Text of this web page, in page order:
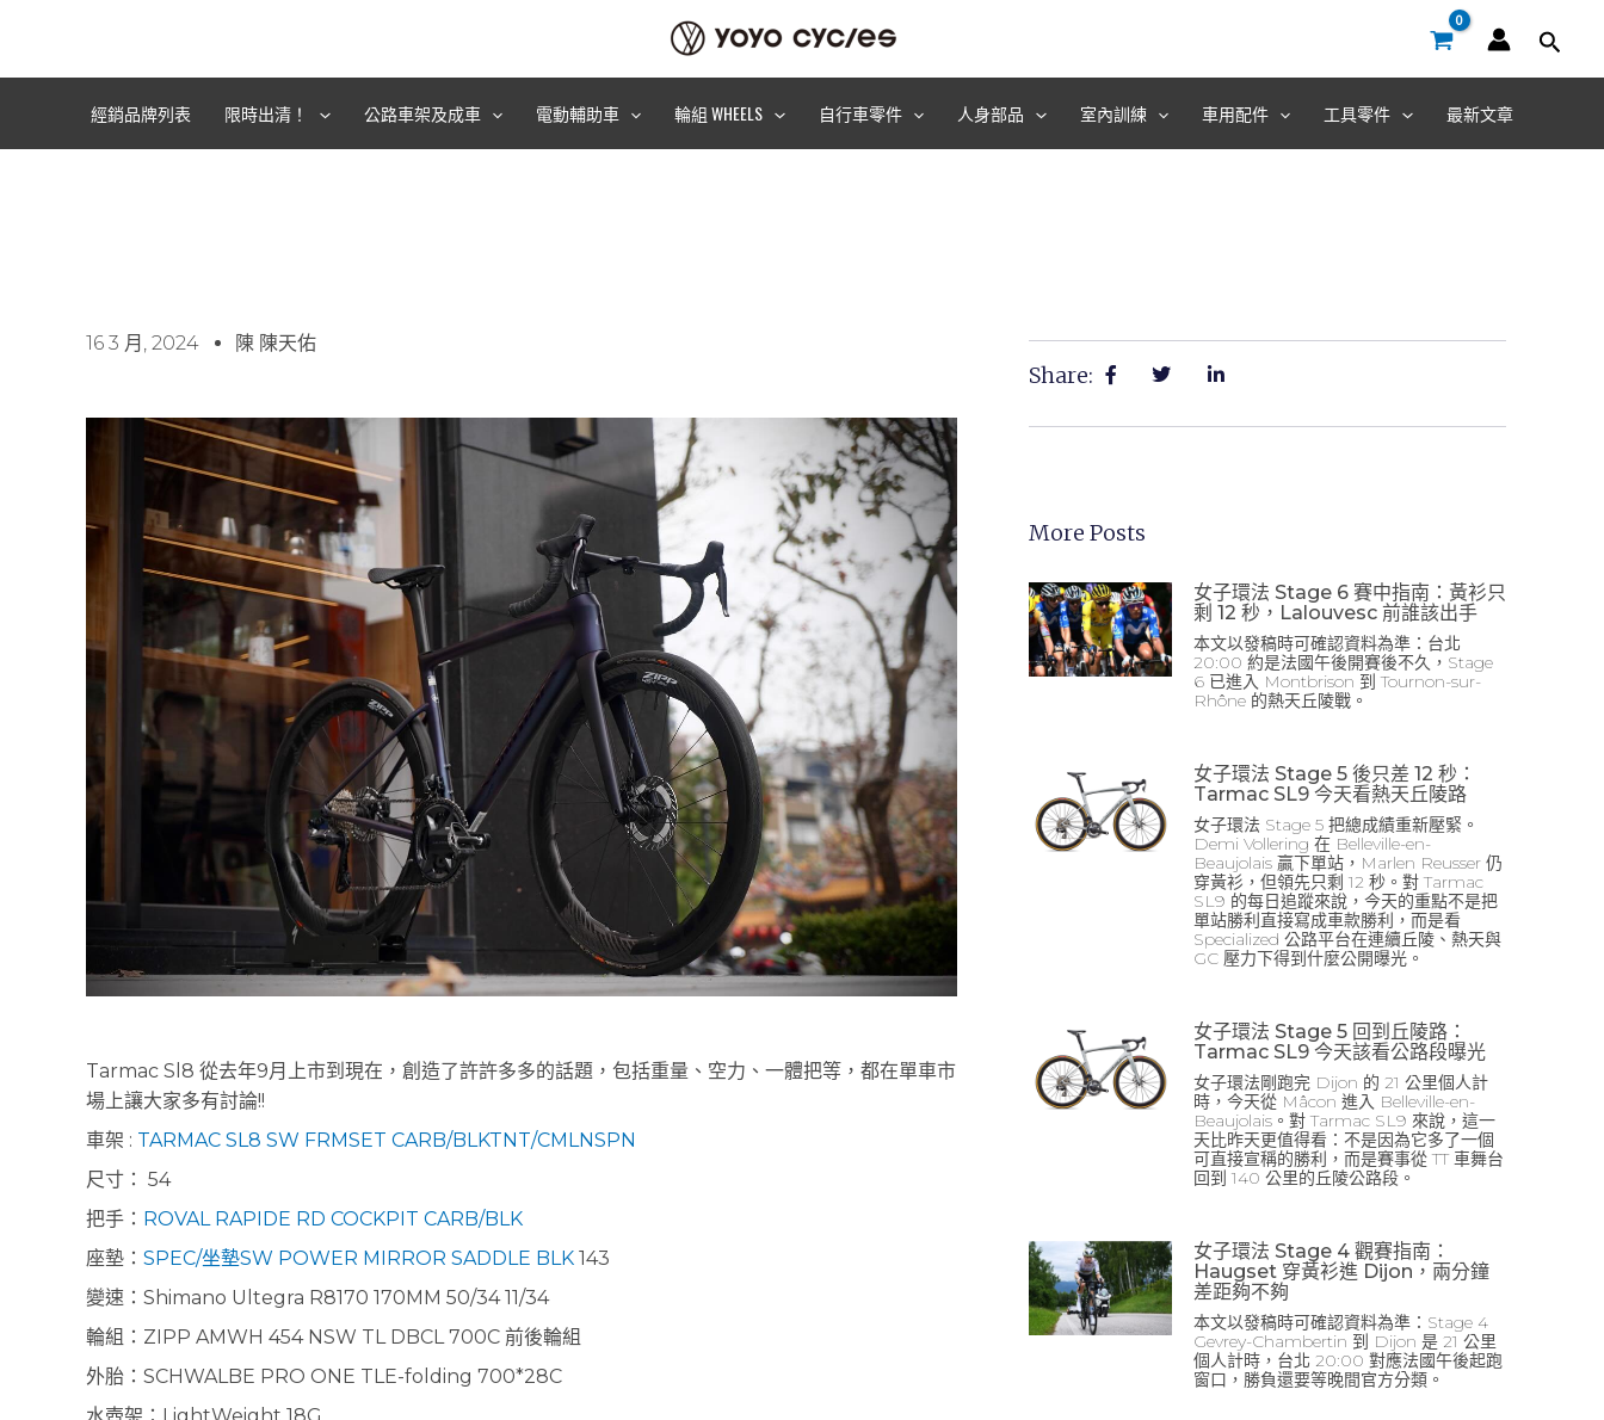
主
經銷品牌列表 限時出清！ 公路車架及成車 電動輔助車 輪組 WHEELS 自行車零件 人身部品 室內訓練 車用配件 工具零件 最新文章
16 3 月, 2024 陳 陳天佑
Tarmac Sl8 從去年9月上市到現在，創造了許許多多的話題，包括重量、空力、一體把等，都在單車市
場上讓大家多有討論!!
車架 : TARMAC SL8 SW FRMSET CARB/BLKTNT/CMLNSPN
尺寸： 54
把手： ROVAL RAPIDE RD COCKPIT CARB/BLK
座墊： SPEC/坐墊SW POWER MIRROR SADDLE BLK 143
變速：Shimano Ultegra R8170 170MM 50/34 11/34
輪組：ZIPP AMWH 454 NSW TL DBCL 700C 前後輪組
外胎：SCHWALBE PRO ONE TLE-folding 700*28C
Share:
More Posts
女子環法 Stage 6 賽中指南：黃衫只
剩 12 秒，Lalouvesc 前誰該出手
本文以發稿時可確認資料為準：台北
20:00 約是法國午後開賽後不久，Stage
6 已進入 Montbrison 到 Tournon-sur-
Rhône 的熱天丘陵戰。
女子環法 Stage 5 後只差 12 秒：
Tarmac SL9 今天看熱天丘陵路
女子環法 Stage 5 把總成績重新壓緊。
Demi Vollering 在 Belleville-en-
Beaujolais 贏下單站，Marlen Reusser 仍
穿黃衫，但領先只剩 12 秒。對 Tarmac
SL9 的每日追蹤來說，今天的重點不是把
單站勝利直接寫成車款勝利，而是看
Specialized 公路平台在連續丘陵、熱天與
GC 壓力下得到什麼公開曝光。
女子環法 Stage 5 回到丘陵路：
Tarmac SL9 今天該看公路段曝光
女子環法剛跑完 Dijon 的 21 公里個人計
時，今天從 Mâcon 進入 Belleville-en-
Beaujolais。對 Tarmac SL9 來說，這一
天比昨天更值得看：不是因為它多了一個
可直接宣稱的勝利，而是賽事從 TT 車舞台
回到 140 公里的丘陵公路段。
女子環法 Stage 4 觀賽指南：
Haugset 穿黃衫進 Dijon，兩分鐘
差距夠不夠
本文以發稿時可確認資料為準：Stage 4
Gevrey-Chambertin 到 Dijon 是 21 公里
個人計時，台北 20:00 對應法國午後起跑
窗口，勝負還要等晚間官方分類。